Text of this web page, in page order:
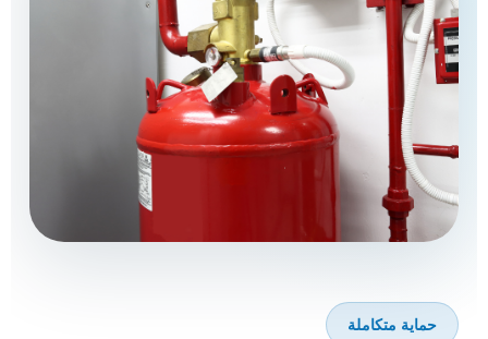
حماية متكاملة